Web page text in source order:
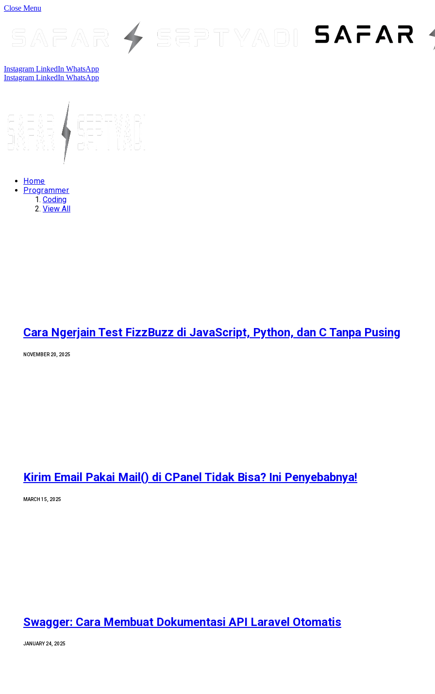
Close Menu
Instagram LinkedIn WhatsApp
Instagram LinkedIn WhatsApp
Home
Programmer
Coding
View All
Cara Ngerjain Test FizzBuzz di JavaScript, Python, dan C Tanpa Pusing
NOVEMBER 20, 2025
Kirim Email Pakai Mail() di CPanel Tidak Bisa? Ini Penyebabnya!
MARCH 15, 2025
Swagger: Cara Membuat Dokumentasi API Laravel Otomatis
JANUARY 24, 2025